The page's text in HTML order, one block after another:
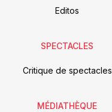
Editos
SPECTACLES
Critique de spectacles
MÉDIATHÈQUE